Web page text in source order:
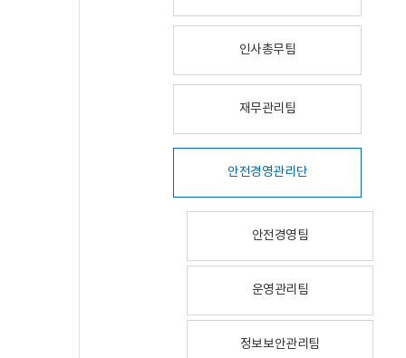
인사총무팀
재무관리팀
안전경영관리단
안전경영팀
운영관리팀
정보보안관리팀